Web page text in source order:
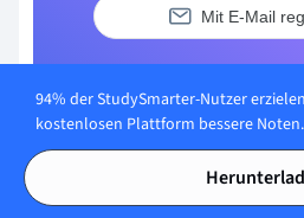
Mit E-Mail
Du hast bereits ein
Häufig gestellte Fragen
94% der StudySmarter-Nutzer
kostenlosen Plattform bessere Noten.